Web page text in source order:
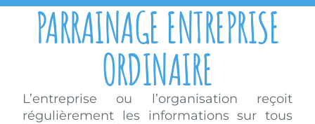
PARRAINAGE ENTREPRISE
ORDINAIRE
L’entreprise ou l’organisation reçoit
régulièrement les informations sur tous